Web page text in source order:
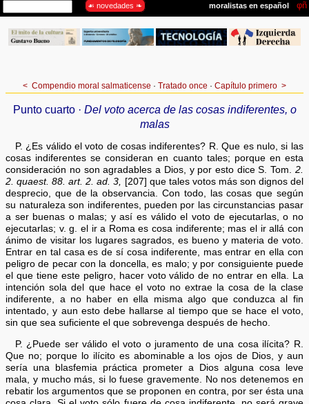
< Compendio moral salmaticense · Tratado once · Capítulo primero >
Punto cuarto · Del voto acerca de las cosas indiferentes, o
malas
P. ¿Es válido el voto de cosas indiferentes? R. Que es nulo, si las
cosas indiferentes se consideran en cuanto tales; porque en esta
consideración no son agradables a Dios, y por esto dice S. Tom. 2.
2. quaest. 88. art. 2. ad. 3, [207] que tales votos más son dignos del
desprecio, que de la observancia. Con todo, las cosas que según
su naturaleza son indiferentes, pueden por las circunstancias pasar
a ser buenas o malas; y así es válido el voto de ejecutarlas, o no
ejecutarlas; v. g. el ir a Roma es cosa indiferente; mas el ir allá con
ánimo de visitar los lugares sagrados, es bueno y materia de voto.
Entrar en tal casa es de sí cosa indiferente, mas entrar en ella con
peligro de pecar con la doncella, es malo; y por consiguiente puede
el que tiene este peligro, hacer voto válido de no entrar en ella. La
intención sola del que hace el voto no extrae la cosa de la clase
indiferente, a no haber en ella misma algo que conduzca al fin
intentado, y aun esto debe hallarse al tiempo que se hace el voto,
sin que sea suficiente el que sobrevenga después de hecho.
P. ¿Puede ser válido el voto o juramento de una cosa ilícita? R.
Que no; porque lo ilícito es abominable a los ojos de Dios, y aun
sería una blasfemia práctica prometer a Dios alguna cosa leve
mala, y mucho más, si lo fuese gravemente. No nos detenemos en
rebatir los argumentos que se proponen en contra, por ser ésta una